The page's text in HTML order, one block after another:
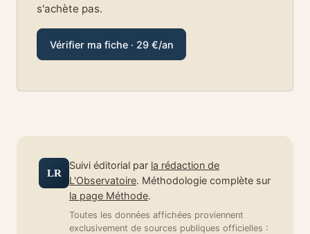
s'achète pas.
Vérifier ma fiche · 29 €/an
LR
Suivi éditorial par la rédaction de
L'Observatoire. Méthodologie complète sur
la page Méthode.
Toutes les données affichées proviennent
exclusivement de sources publiques officielles :